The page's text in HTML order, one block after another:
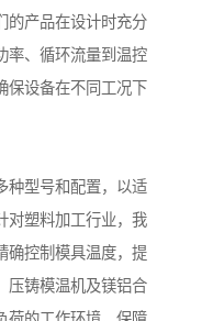
的产品在设计时充分
率、循环流量到温控
保设备在不同工况下
种型号和配置，以适
对塑料加工行业，我
确控制模具温度，提
压铸模温机及镁铝合